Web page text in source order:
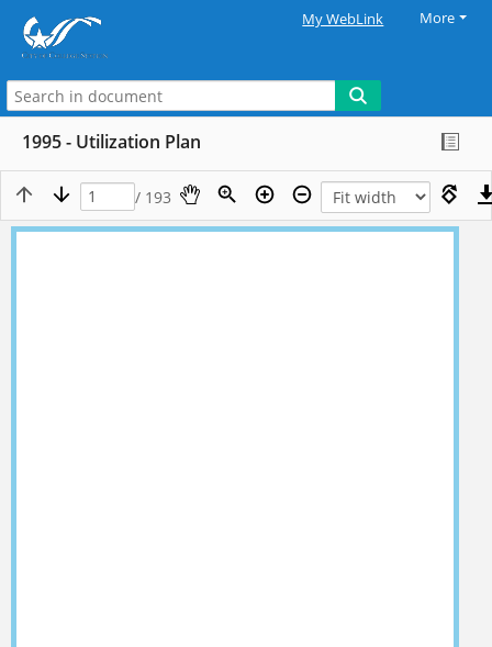
My WebLink More
1995 - Utilization Plan
/ 193